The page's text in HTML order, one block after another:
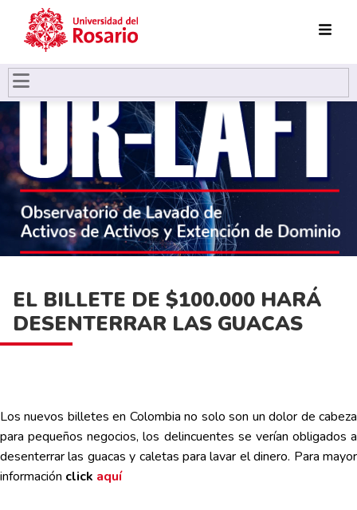
Pasar al contenido principal
EL BILLETE DE $100.000 HARÁ
DESENTERRAR LAS GUACAS
Los nuevos billetes en Colombia no solo son un dolor de cabeza
para pequeños negocios, los delincuentes se verían obligados a
desenterrar las guacas y caletas para lavar el dinero. Para mayor
información click aquí